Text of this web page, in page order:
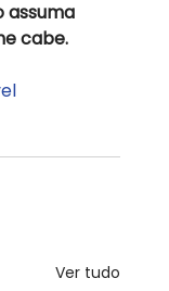
assuma
cabe.
Ver tudo